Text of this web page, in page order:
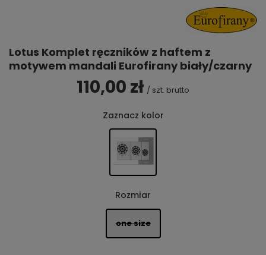
Lotus Komplet ręczników z haftem z
motywem mandali Eurofirany biały/czarny
110,00 zł / szt. brutto
Zaznacz kolor
Rozmiar
one size